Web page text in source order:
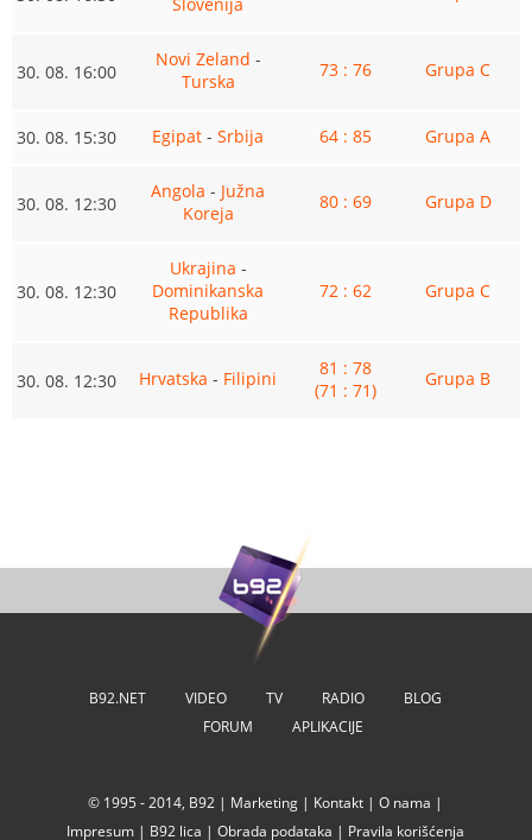
30. 08. 16:00
Novi Zeland -
Turska
73 : 76 Grupa C
30. 08. 15:30 Egipat - Srbija 64 : 85 Grupa A
30. 08. 12:30
Angola - Južna
Koreja
80 : 69 Grupa D
30. 08. 12:30
Ukrajina -
Dominikanska
Republika
72 : 62 Grupa C
30. 08. 12:30 Hrvatska - Filipini
81 : 78
(71 : 71)
Grupa B
B92.NET VIDEO TV RADIO
BLOG
FORUM
APLIKACIJE
© 1995 - 2014, B92 | Marketing | Kontakt |O nama |
Impresum | B92 lica |Obrada podataka | Pravila korišćenja